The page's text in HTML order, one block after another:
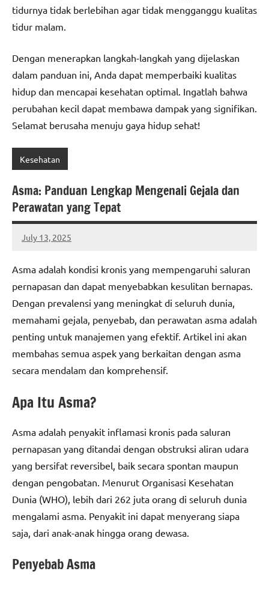
tidurnya tidak berlebihan agar tidak mengganggu kualitas
tidur malam.
Dengan menerapkan langkah-langkah yang dijelaskan
dalam panduan ini, Anda dapat memperbaiki kualitas
hidup dan mencapai kesehatan optimal. Ingatlah bahwa
perubahan kecil dapat membawa dampak yang signifikan.
Selamat berusaha menuju gaya hidup sehat!
Kesehatan
Asma: Panduan Lengkap Mengenali Gejala dan
Perawatan yang Tepat
July 13, 2025
admin
Asma adalah kondisi kronis yang mempengaruhi saluran
pernapasan dan dapat menyebabkan kesulitan bernapas.
Dengan prevalensi yang meningkat di seluruh dunia,
memahami gejala, penyebab, dan perawatan asma adalah
penting untuk manajemen yang efektif. Artikel ini akan
membahas semua aspek yang berkaitan dengan asma
secara mendalam dan komprehensif.
Apa Itu Asma?
Asma adalah penyakit inflamasi kronis pada saluran
pernapasan yang ditandai dengan obstruksi aliran udara
yang bersifat reversibel, baik secara spontan maupun
dengan pengobatan. Menurut Organisasi Kesehatan
Dunia (WHO), lebih dari 262 juta orang di seluruh dunia
mengalami asma. Penyakit ini dapat menyerang siapa
saja, dari anak-anak hingga orang dewasa.
Penyebab Asma